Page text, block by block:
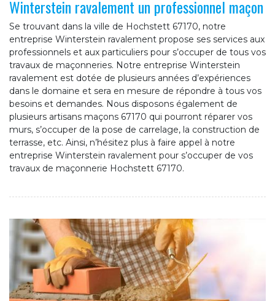
Winterstein ravalement un professionnel maçon
Se trouvant dans la ville de Hochstett 67170, notre
entreprise Winterstein ravalement propose ses services aux
professionnels et aux particuliers pour s’occuper de tous vos
travaux de maçonneries. Notre entreprise Winterstein
ravalement est dotée de plusieurs années d’expériences
dans le domaine et sera en mesure de répondre à tous vos
besoins et demandes. Nous disposons également de
plusieurs artisans maçons 67170 qui pourront réparer vos
murs, s’occuper de la pose de carrelage, la construction de
terrasse, etc. Ainsi, n’hésitez plus à faire appel à notre
entreprise Winterstein ravalement pour s’occuper de vos
travaux de maçonnerie Hochstett 67170.